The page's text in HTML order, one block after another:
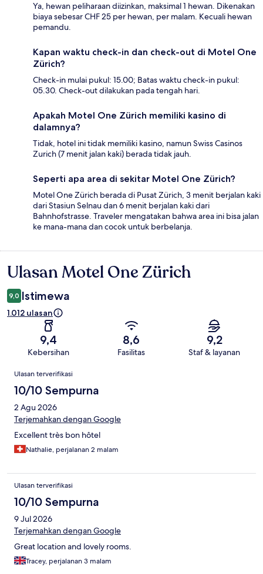
Ya, hewan peliharaan diizinkan, maksimal 1 hewan. Dikenakan
biaya sebesar CHF 25 per hewan, per malam. Kecuali hewan
pemandu.
Kapan waktu check-in dan check-out di Motel One
Zürich?
Check-in mulai pukul: 15.00; Batas waktu check-in pukul:
05.30. Check-out dilakukan pada tengah hari.
Apakah Motel One Zürich memiliki kasino di
dalamnya?
Tidak, hotel ini tidak memiliki kasino, namun Swiss Casinos
Zurich (7 menit jalan kaki) berada tidak jauh.
Seperti apa area di sekitar Motel One Zürich?
Motel One Zürich berada di Pusat Zürich, 3 menit berjalan kaki
dari Stasiun Selnau dan 6 menit berjalan kaki dari
Bahnhofstrasse. Traveler mengatakan bahwa area ini bisa jalan
ke mana-mana dan cocok untuk berbelanja.
Ulasan
Ulasan Motel One Zürich
9,0 Istimewa
1.012 ulasan
9,4
Kebersihan
8,6
Fasilitas
9,2
Staf & layanan
Ulasan
Ulasan terverifikasi
10/10 Sempurna
2 Agu 2026
Terjemahkan dengan Google
Excellent très bon hôtel
Nathalie, perjalanan 2 malam
Ulasan terverifikasi
10/10 Sempurna
9 Jul 2026
Terjemahkan dengan Google
Great location and lovely rooms.
Tracey, perjalanan 3 malam